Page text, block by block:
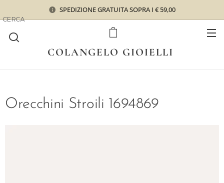
SPEDIZIONE GRATUITA SOPRA I € 59,00
COLANGELO GIOIELLI
CERCA
Orecchini Stroili 1694869